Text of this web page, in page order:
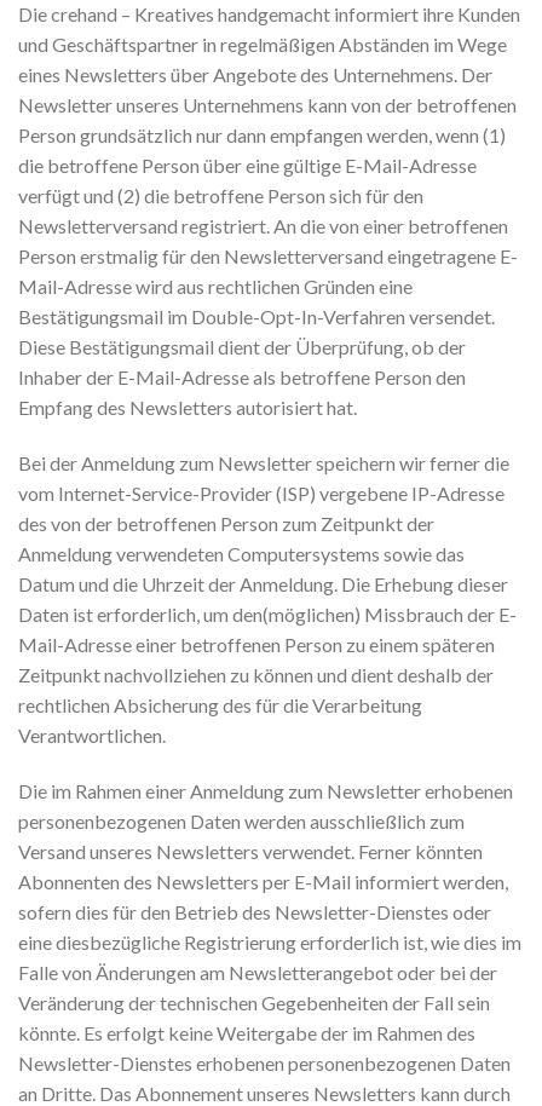
Die crehand – Kreatives handgemacht informiert ihre Kunden
und Geschäftspartner in regelmäßigen Abständen im Wege
eines Newsletters über Angebote des Unternehmens. Der
Newsletter unseres Unternehmens kann von der betroffenen
Person grundsätzlich nur dann empfangen werden, wenn (1)
die betroffene Person über eine gültige E-Mail-Adresse
verfügt und (2) die betroffene Person sich für den
Newsletterversand registriert. An die von einer betroffenen
Person erstmalig für den Newsletterversand eingetragene E-
Mail-Adresse wird aus rechtlichen Gründen eine
Bestätigungsmail im Double-Opt-In-Verfahren versendet.
Diese Bestätigungsmail dient der Überprüfung, ob der
Inhaber der E-Mail-Adresse als betroffene Person den
Empfang des Newsletters autorisiert hat.
Bei der Anmeldung zum Newsletter speichern wir ferner die
vom Internet-Service-Provider (ISP) vergebene IP-Adresse
des von der betroffenen Person zum Zeitpunkt der
Anmeldung verwendeten Computersystems sowie das
Datum und die Uhrzeit der Anmeldung. Die Erhebung dieser
Daten ist erforderlich, um den(möglichen) Missbrauch der E-
Mail-Adresse einer betroffenen Person zu einem späteren
Zeitpunkt nachvollziehen zu können und dient deshalb der
rechtlichen Absicherung des für die Verarbeitung
Verantwortlichen.
Die im Rahmen einer Anmeldung zum Newsletter erhobenen
personenbezogenen Daten werden ausschließlich zum
Versand unseres Newsletters verwendet. Ferner könnten
Abonnenten des Newsletters per E-Mail informiert werden,
sofern dies für den Betrieb des Newsletter-Dienstes oder
eine diesbezügliche Registrierung erforderlich ist, wie dies im
Falle von Änderungen am Newsletterangebot oder bei der
Veränderung der technischen Gegebenheiten der Fall sein
könnte. Es erfolgt keine Weitergabe der im Rahmen des
Newsletter-Dienstes erhobenen personenbezogenen Daten
an Dritte. Das Abonnement unseres Newsletters kann durch